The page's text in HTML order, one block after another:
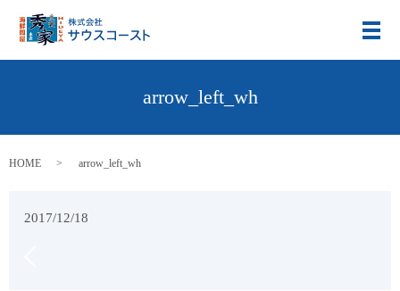
メ
arrow_left_wh
HOME arrow_left_wh
2017/12/18